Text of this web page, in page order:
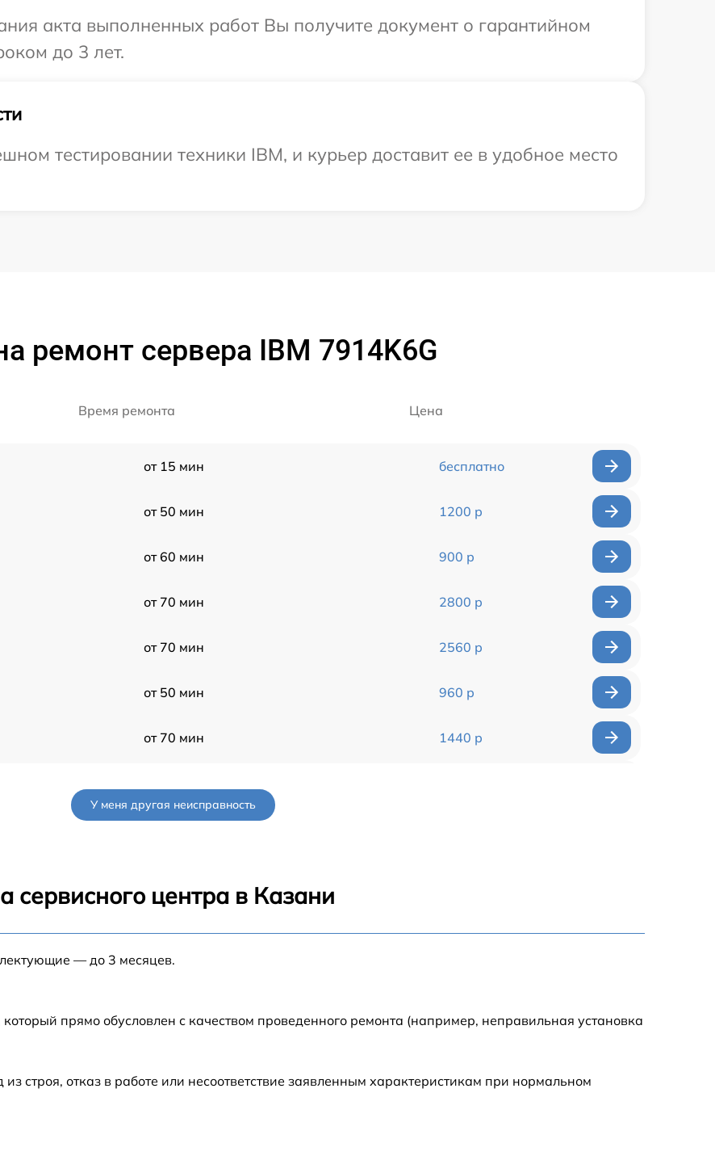
акта выполненных работ Вы получите документ о гарантийном
до 3 лет.
тестировании техники IBM, и курьер доставит ее в удобное место
ремонт сервера IBM 7914K6G
Время ремонта Цена
от 15 мин бесплатно
от 50 мин 1200 р
от 60 мин 900 р
от 70 мин 2800 р
от 70 мин 2560 р
от 50 мин 960 р
от 70 мин 1440 р
от 100 мин
У меня другая неисправность
сервисного центра в Казани
— до 3 месяцев.
прямо обусловлен с качеством проведенного ремонта (например, неправильная установка
строя, отказ в работе или несоответствие заявленным характеристикам при нормальном